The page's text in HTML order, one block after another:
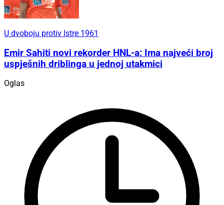
U dvoboju protiv Istre 1961
Emir Sahiti novi rekorder HNL-a: Ima najveći broj
uspješnih driblinga u jednoj utakmici
Oglas